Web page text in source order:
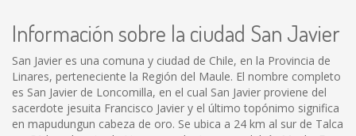
Información sobre la ciudad San Javier
San Javier es una comuna y ciudad de Chile, en la Provincia de
Linares, perteneciente la Región del Maule. El nombre completo
es San Javier de Loncomilla, en el cual San Javier proviene del
sacerdote jesuita Francisco Javier y el último topónimo significa
en mapudungun cabeza de oro. Se ubica a 24 km al sur de Talca